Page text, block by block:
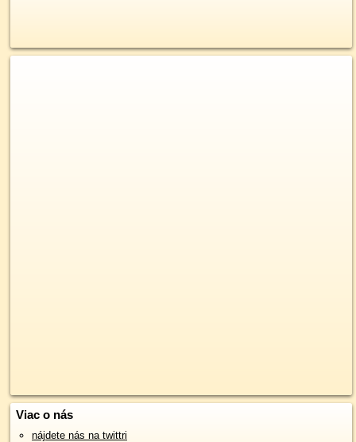
Viac o nás
nájdete nás na twittri